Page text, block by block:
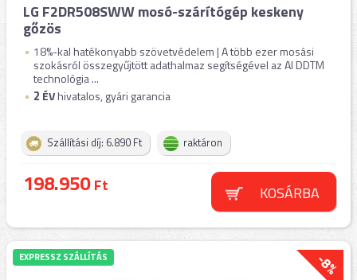
LG F2DR508SWW mosó-szárítógép keskeny
gőzös
18%-kal hatékonyabb szövetvédelem | A több ezer mosási
szokásról összegyűjtött adathalmaz segítségével az AI DDTM
technológia ...
2 ÉVhivatalos, gyári garancia
Szállítási díj: 6.890 Ft raktáron
198.950Ft KOSÁRBA
-8%
EXPRESSZ SZÁLLÍTÁS